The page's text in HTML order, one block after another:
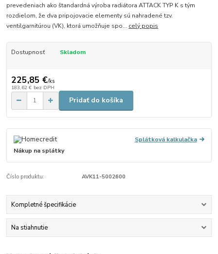
prevedeniach ako štandardná výroba radiátora ATTACK TYP K s tým
rozdielom, že dva pripojovacie elementy sú nahradené tzv.
ventilgarnitúrou (VK), ktorá umožňuje spo... celý popis
Dostupnosť Skladom
225,85 €/ks
183,62 € bez DPH
Pridať do košíka
Splátková kalkulačka
Nákup na splátky
Číslo produktu: AVK11-5002600
Kompletné špecifikácie
Na stiahnutie